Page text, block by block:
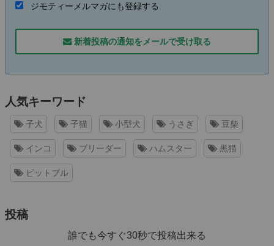
ジモティーメルマガにも登録する
新着投稿の通知をメールで受け取る
人気キーワード
子犬 子猫 小型犬 うさぎ 豆柴
インコ ブリーダー ハムスター 黒猫
ピットブル
投稿
誰でも今すぐ30秒で投稿出来る